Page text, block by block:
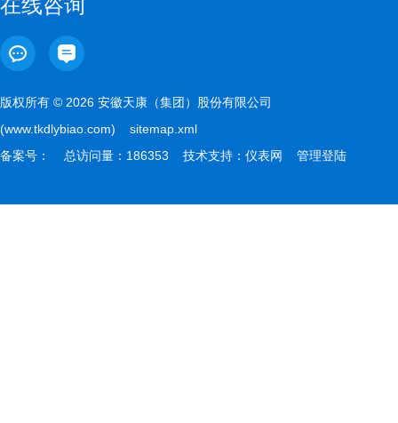
在线咨询
版权所有 © 2026 安徽天康（集团）股份有限公司
(www.tkdlybiao.com) sitemap.xml
备案号：
总访问量：186353 技术支持： 仪表网 管理登陆